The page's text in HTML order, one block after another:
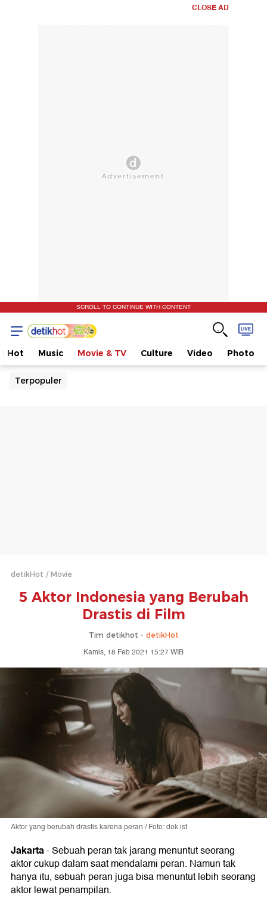
CLOSE AD
SCROLL TO CONTINUE WITH CONTENT
Hot Music Movie & TV Culture Video Photo
Terpopuler
detikHot Movie
5 Aktor Indonesia yang Berubah
Drastis di Film
Tim detikhot - detikHot
Kamis, 18 Feb 2021 15:27 WIB
Aktor yang berubah drastis karena peran / Foto: dok ist
Jakarta-Sebuah peran tak jarang menuntut seorang
aktor cukup dalam saat mendalami peran. Namun tak
hanya itu, sebuah peran juga bisa menuntut lebih seorang
aktor lewat penampilan.